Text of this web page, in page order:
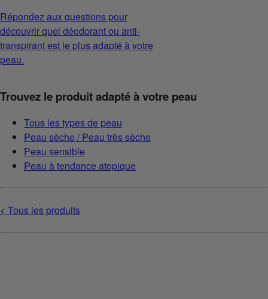
Répondez aux questions pour
découvrir quel déodorant ou anti-
transpirant est le plus adapté à votre
peau.
Trouvez le produit adapté à votre peau
Tous les types de peau
Peau sèche / Peau très sèche
Peau sensible
Peau à tendance atopique
< Tous les produits